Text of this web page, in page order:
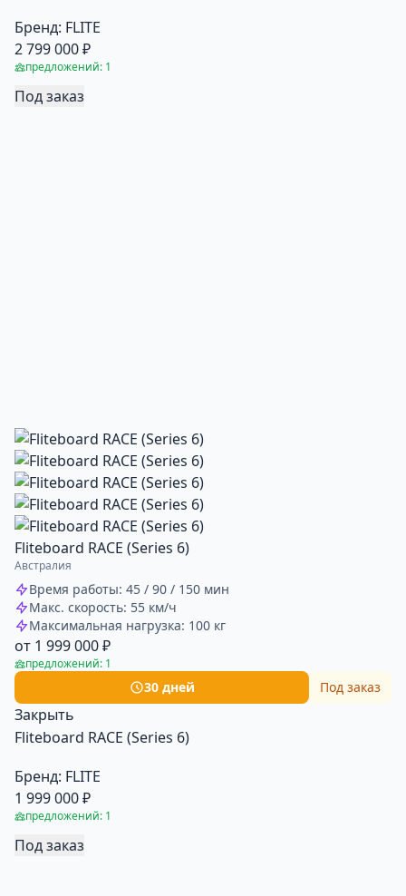
Бренд: FLITE
2 799 000 ₽
предложений: 1
Под заказ
Fliteboard RACE (Series 6)
Австралия
Время работы: 45 / 90 / 150 мин
Макс. скорость: 55 км/ч
Максимальная нагрузка: 100 кг
от 1 999 000 ₽
предложений: 1
30 дней Под заказ
Закрыть
Fliteboard RACE (Series 6)
Бренд: FLITE
1 999 000 ₽
предложений: 1
Под заказ